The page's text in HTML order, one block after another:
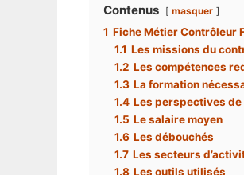
Contenus masquer
1 Fiche Métier Contrôleur
1.1 Les missions du
1.2 Les compétences
1.3 La formation
1.4 Les perspectives
1.5 Le salaire moyen
1.6 Les débouchés
1.7 Les secteurs
1.8 Les outils utilisés